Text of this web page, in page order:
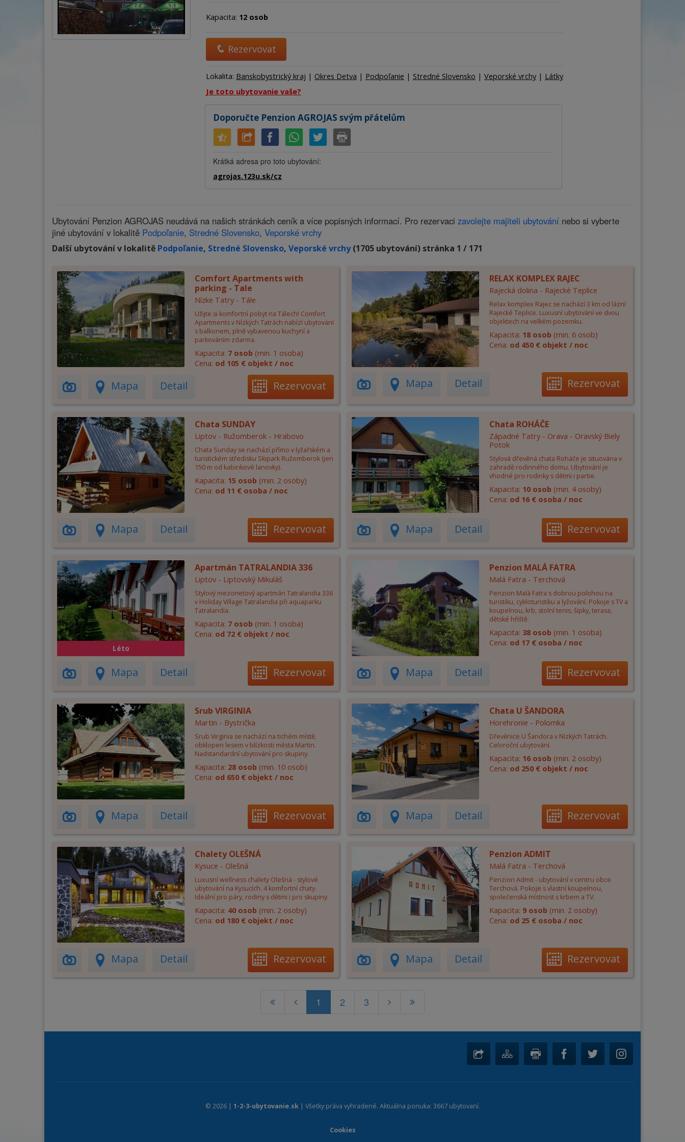
Kemp
Počet osob
Kapacita: 12 osob
Rezervovat
Lokalita: Banskobystrický kraj | Okres Detva | Podpoľanie | Stredné Slovensko | Veporské vrchy | Látky
Je toto ubytovanie vaše?
Doporučte Penzion AGROJAS svým přátelům
Krátká adresa pro toto ubytování:
agrojas.123u.sk/cz
Ubytování Penzion AGROJAS neudává na našich stránkách ceník a více popisných informací. Pro rezervaci zavolejte majiteli ubytování nebo si vyberte
jiné ubytování v lokalitě Podpoľanie, Stredné Slovensko, Veporské vrchy
Další ubytování v lokalitě Podpoľanie, Stredné Slovensko, Veporské vrchy(1705 ubytování) stránka 1 / 171
Comfort Apartments with
parking - Tale
Nízke Tatry - Tále
Užijte si komfortní pobyt na Tálech! Comfort
Apartments v Nízkých Tatrách nabízí ubytování
s balkonem, plně vybavenou kuchyní a
parkováním zdarma.
Kapacita: 7 osob (min. 1 osoba)
Cena: od 105 € objekt / noc
Mapa Detail Rezervovat
RELAX KOMPLEX RAJEC
Rajecká dolina - Rajecké Teplice
Relax komplex Rajec se nachází 3 km od lázní
Rajecké Teplice. Luxusní ubytování ve dvou
objektech na velkém pozemku.
Kapacita: 18 osob (min. 6 osob)
Cena: od 450 € objekt / noc
Mapa Detail Rezervovat
Chata SUNDAY
Liptov - Ružomberok - Hrabovo
Chata Sunday se nachází přímo v lyžařském a
turistickém středisku Skipark Ružomberok (jen
150 m od kabinkové lanovky).
Kapacita: 15 osob (min. 2 osoby)
Cena: od 11 € osoba / noc
Mapa Detail Rezervovat
Chata ROHÁČE
Západné Tatry - Orava - Oravský Biely
Potok
Stylová dřevěná chata Roháče je situována v
zahradě rodinného domu. Ubytování je
vhodné pro rodinky s dětmi i partie.
Kapacita: 10 osob (min. 4 osoby)
Cena: od 16 € osoba / noc
Mapa Detail Rezervovat
Léto
Apartmán TATRALANDIA 336
Liptov - Liptovský Mikuláš
Stylový mezonetový apartmán Tatralandia 336
v Holiday Village Tatralandia při aquaparku
Tatralandia.
Kapacita: 7 osob (min. 1 osoba)
Cena: od 72 € objekt / noc
Mapa Detail Rezervovat
Penzion MALÁ FATRA
Malá Fatra - Terchová
Penzion Malá Fatra s dobrou polohou na
turistiku, cykloturistiku a lyžování. Pokoje s TV a
koupelnou, krb, stolní tenis, šipky, terasa,
dětské hřiště.
Kapacita: 38 osob (min. 1 osoba)
Cena: od 17 € osoba / noc
Mapa Detail Rezervovat
Srub VIRGINIA
Martin - Bystrička
Srub Virginia se nachází na tichém místě,
obklopen lesem v blízkosti města Martin.
Nadstandardní ubytování pro skupiny.
Kapacita: 28 osob (min. 10 osob)
Cena: od 650 € objekt / noc
Mapa Detail Rezervovat
Chata U ŠANDORA
Horehronie - Polomka
Dřevěnice U Šandora v Nízkých Tatrách.
Celoroční ubytování.
Kapacita: 16 osob (min. 2 osoby)
Cena: od 250 € objekt / noc
Mapa Detail Rezervovat
Chalety OLEŠNÁ
Kysuce - Olešná
Luxusní wellness chalety Olešná - stylové
ubytování na Kysucích. 4 komfortní chaty.
Ideální pro páry, rodiny s dětmi i pro skupiny.
Kapacita: 40 osob (min. 2 osoby)
Cena: od 180 € objekt / noc
Mapa Detail Rezervovat
Penzion ADMIT
Malá Fatra - Terchová
Penzion Admit - ubytování v centru obce
Terchová. Pokoje s vlastní koupelnou,
společenská místnost s krbem a TV.
Kapacita: 9 osob (min. 2 osoby)
Cena: od 25 € osoba / noc
Mapa Detail Rezervovat
1 2 3
© 2026 | 1-2-3-ubytovanie.sk| Všetky práva vyhradené. Aktuálna ponuka: 3667 ubytovaní.
Cookies